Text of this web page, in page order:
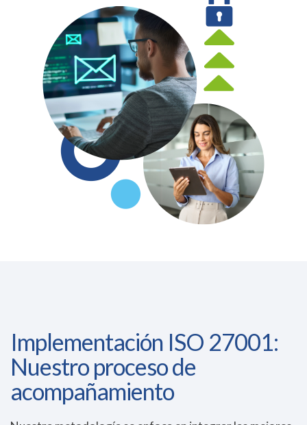
Implementación ISO 27001:
Nuestro proceso de
acompañamiento